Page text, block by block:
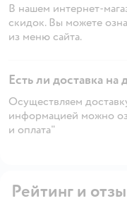
В нашем интернет-
скидок. Вы можете
из меню сайта.
Есть ли доставка на
Осуществляем
информацией можно
и оплата"
Рейтинг и